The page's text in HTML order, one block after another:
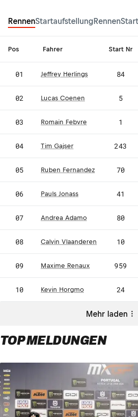
RennenStartaufstellungRennen
Pos Fahrer Start Nr
01 Jeffrey Herlings 84
02 Lucas Coenen 5
03 Romain Febvre 1
04 Tim Gajser 243
05 Ruben Fernandez 70
06 Pauls Jonass 41
07 Andrea Adamo 80
08 Calvin Vlaanderen 10
09 Maxime Renaux 959
10 Kevin Horgmo 24
Mehr laden
TOP MELDUNGEN